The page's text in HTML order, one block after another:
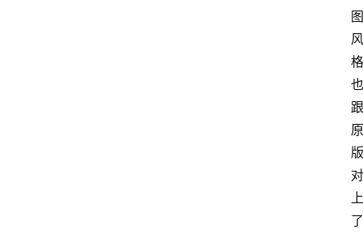
图
风
格
也
跟
原
版
对
上
了